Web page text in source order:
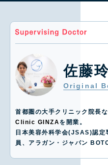
佐藤
Original
首都圏の大手クリニック院長な
Clinic GINZA を開業。
日本美容外科学会(JSAS)認定
員、アラガン・ジャパン